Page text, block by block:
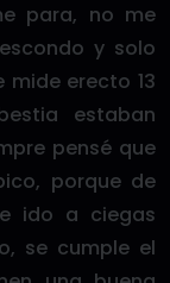
para, no me
y solo
erecto 13
estaban
pensé que
porque de
ido a ciegas
se cumple el